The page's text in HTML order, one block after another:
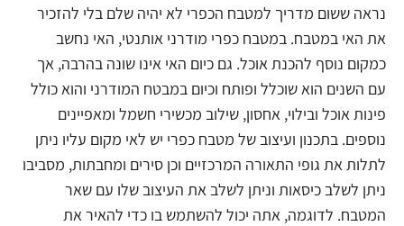
נראה ששום מדריך למטבח הכפרי לא יהיה שלם בלי להזכיר
את האי במטבח. במטבח כפרי מודרני אותנטי, האי נחשב
כמקום נוסף להכנת אוכל. גם כיום האי אינו שונה בהרבה, אך
עם השנים הוא שוכלל ופותח וכיום במבטח המודרני והוא כולל
פינות אוכל ובילוי, אחסון, שילוב מכשירי חשמל ומאפיינים
נוספים. בתכנון ועיצוב של מטבח כפרי יש לאי מקום עליו ניתן
לתלות את גופי התאורה המרכזיים וכן סירים ומחבתות, מסביבו
ניתן לשלב כיסאות וניתן לשלב את העיצוב שלו עם שאר
המטבח. לדוגמה, אתה יכול להשתמש בו כדי להאיר את